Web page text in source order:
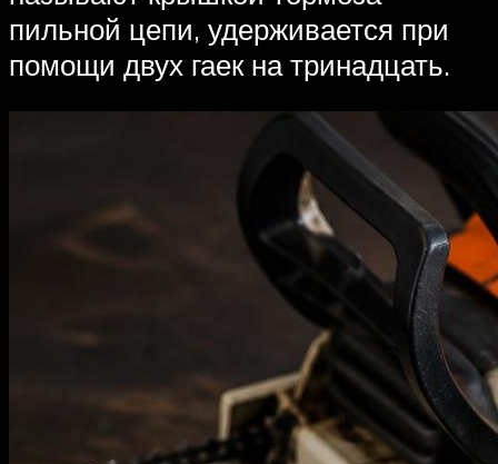
пильной цепи, удерживается при
помощи двух гаек на тринадцать.